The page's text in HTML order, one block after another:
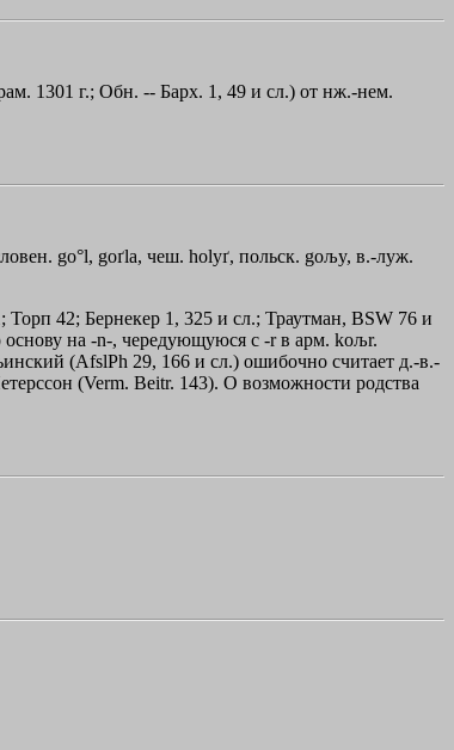
1301 г.; Обн. -- Барх. 1, 49 и сл.) от нж.-нем.
go°l, goґla, чеш. holyґ, польск. goљy, в.-луж.
42; Бернекер 1, 325 и сл.; Траутман, BSW 76 и
на -n-, чередующуюся с -r в арм. koљr.
(AfslPh 29, 166 и сл.) ошибочно считает д.-в.-
(Verm. Beitr. 143). О возможности родства